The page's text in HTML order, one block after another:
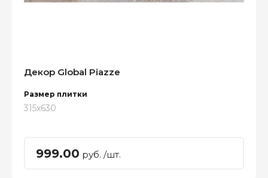
Декор Global Piazze
Размер плитки
315x630
999.00 руб. /шт.